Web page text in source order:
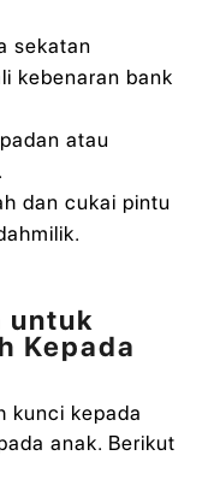
sekatan
kebenaran bank
atau
dan cukai pintu
untuk
Kepada
kunci kepada
anak. Berikut